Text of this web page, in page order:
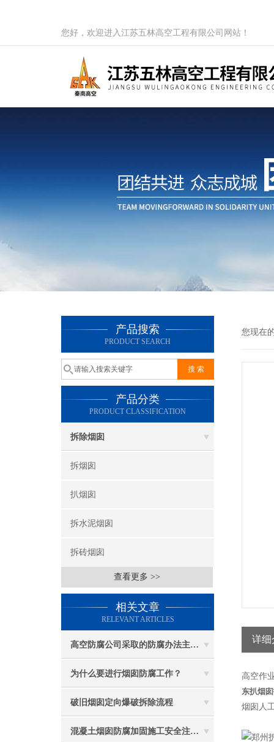
您好，欢迎进入江苏五林高空工程有限公司网站！
产品搜索
PRODUCT SEARCH
产品分类
PRODUCT CLASSIFICATION
拆除烟囱
拆烟囱
扒烟囱
拆水泥烟囱
拆砖烟囱
查看更多 >>
相关文章
RELEVANT ARTICLES
高空防腐公司采取的防腐办法主要有哪些？
为什么要进行烟囱防腐工作？
破旧烟囱定向爆破拆除流程
混凝土烟囱防腐加固施工安全注意事项
您现在
详细
高空作
东扒烟
烟囱人